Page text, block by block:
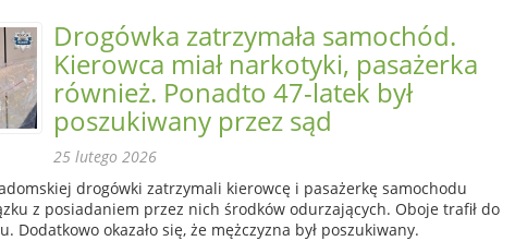
Drogówka zatrzymała samochód.
Kierowca miał narkotyki, pasażerka
również. Ponadto 47-latek był
poszukiwany przez sąd
25 lutego 2026
drogówki zatrzymali kierowcę i pasażerkę samochodu
z posiadaniem przez nich środków odurzających. Oboje trafił do
Dodatkowo okazało się, że mężczyzna był poszukiwany.